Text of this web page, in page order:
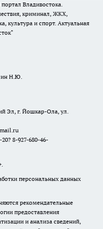
Владивостока.
криминал, ЖКХ,
культура и спорт. Актуальная
Н.Ю.
Эл, г. Йошкар-Ола, ул.
8-927-680-46-
персональных данных
рекомендательные
предоставления
и анализа сведений,